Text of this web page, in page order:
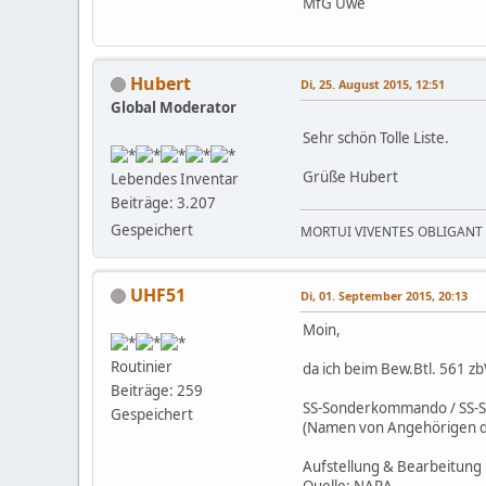
Hubert
Global Moderator
Lebendes Inventar
Beiträge: 3.207
Gespeichert
Di, 25. August 2015, 12:51
Sehr schön Tolle Liste.
Grüße Hubert
MORTUI VIVENTES
UHF51
Routinier
Beiträge: 259
Gespeichert
Di, 01. September 2015, 20:13
Moin,
da ich beim Bew.Btl. 561
SS-Sonderkommando /
(Namen von Angehörigen
Aufstellung & Bearbeitung